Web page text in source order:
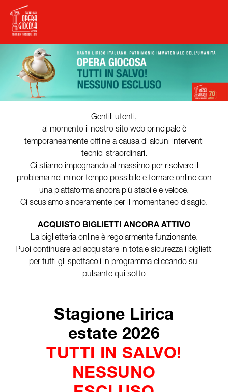
Gentili utenti,
al momento il nostro sito web principale è
temporaneamente offline a causa di alcuni interventi
tecnici straordinari.
Ci stiamo impegnando al massimo per risolvere il
problema nel minor tempo possibile e tornare online con
una piattaforma ancora più stabile e veloce.
Ci scusiamo sinceramente per il momentaneo disagio.
ACQUISTO BIGLIETTI ANCORA ATTIVO
La biglietteria online è regolarmente funzionante.
Puoi continuare ad acquistare in totale sicurezza i biglietti
per tutti gli spettacoli in programma cliccando sul
pulsante qui sotto
Stagione Lirica
estate 2026
TUTTI IN SALVO!
NESSUNO